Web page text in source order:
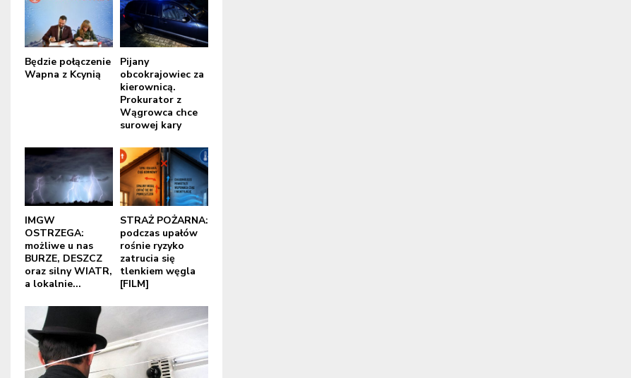
Będzie połączenie
Wapna z Kcynią
Pijany
obcokrajowiec za
kierownicą.
Prokurator z
Wągrowca chce
surowej kary
IMGW
OSTRZEGA:
możliwe u nas
BURZE, DESZCZ
oraz silny WIATR,
a lokalnie...
STRAŻ POŻARNA:
podczas upałów
rośnie ryzyko
zatrucia się
tlenkiem węgla
[FILM]